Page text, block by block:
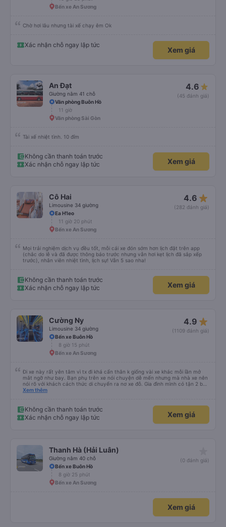
Bến xe An Sương
Chờ hơi lâu nhưng tài xế chạy êm Ok
Xác nhận chỗ ngay lập tức
Xem giá
An Đạt
Giường nằm 41 chỗ
4.6
(45 đánh giá)
Văn phòng Buôn Hồ
11 giờ
Văn phòng Sài Gòn
Tài xế nhiệt tình. 10 đỉm
Không cần thanh toán trước
Xác nhận chỗ ngay lập tức
Xem giá
Cô Hai
Limousine 34 giường
4.6 star_rate
(282 đánh giá)
Ea H'leo
11 giờ 20 phút
Bến xe An Sương
Mọi trải nghiệm dịch vụ đều tốt, mỗi cái xe đón sớm hơn lịch đặt trên app
(chắc do lễ và đã được thông báo trước nhưng vẫn hơi kẹt lịch đã sắp xếp
trước), nhân viên nhiệt tình, lịch sự! Vẫn 5 sao nha!
Không cần thanh toán trước
Xác nhận chỗ ngay lập tức
Xem giá
Cường Ny
Limousine 34 giường
4.9 star_rate
(1109 đánh giá)
Bến xe Buôn Hồ
8 giờ 15 phút
Bến xe An Sương
Đi xe này rất yên tâm vì tx đi khá cẩn thân k giống vài xe khác mỗi lần mở
mắt ngỡ như bay. Bạn phụ trên xe nói chuyện dễ mến nhưng mà nhà xe nên
nói rõ với khách cách thức di chuyển ra nơ xe đỗ. Gia đình mình có tận 2 bé
nhỏ tay xách nách mang mà mình bị xoay vòng vòng đi bộ đến khu đỗ xe thì
Xem thêm
Không cần thanh toán trước
Xác nhận chỗ ngay lập tức
Xem giá
Thanh Hà (Hải Luân)
Giường nằm 40 chỗ
(0 đánh giá)
Bến xe Buôn Hồ
8 giờ 25 phút
Bến xe An Sương
Xem giá